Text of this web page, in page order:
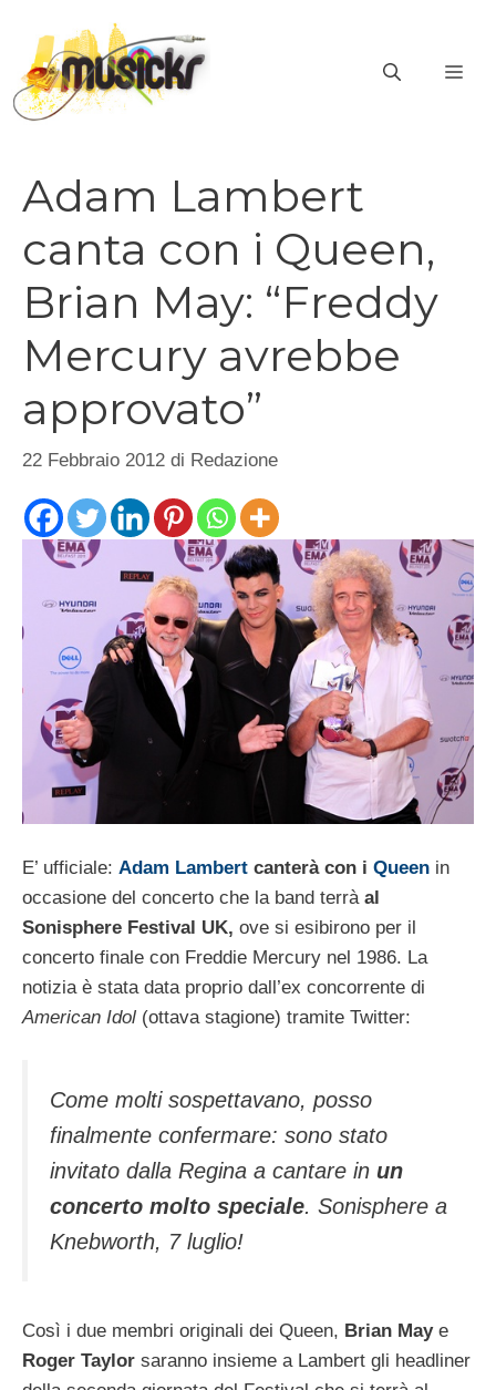
contenuto
Adam Lambert
canta con i Queen,
Brian May: “Freddy
Mercury avrebbe
approvato”
22 Febbraio 2012 di Redazione
E’ ufficiale: Adam Lambert canterà con i Queen in
occasione del concerto che la band terrà al
Sonisphere Festival UK, ove si esibirono per il
concerto finale con Freddie Mercury nel 1986. La
notizia è stata data proprio dall’ex concorrente di
American Idol (ottava stagione) tramite Twitter:
Come molti sospettavano, posso
finalmente confermare: sono stato
invitato dalla Regina a cantare in un
concerto molto speciale. Sonisphere a
Knebworth, 7 luglio!
Così i due membri originali dei Queen, Brian Maye
Roger Taylor saranno insieme a Lambert gli headliner